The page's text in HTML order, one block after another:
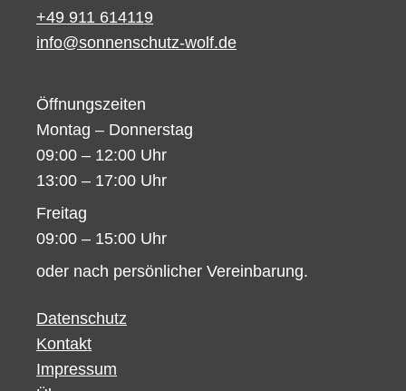
+49 911 614119
info@sonnenschutz-wolf.de
Öffnungszeiten
Montag – Donnerstag
09:00 – 12:00 Uhr
13:00 – 17:00 Uhr
Freitag
09:00 – 15:00 Uhr
oder nach persönlicher Vereinbarung.
Datenschutz
Kontakt
Impressum